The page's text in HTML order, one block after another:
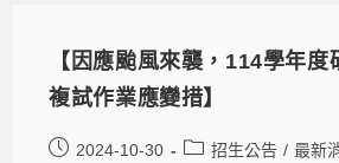
【因應颱風來襲，114學年
複試作業應變措】
2024-10-30 招生公告 / 最新